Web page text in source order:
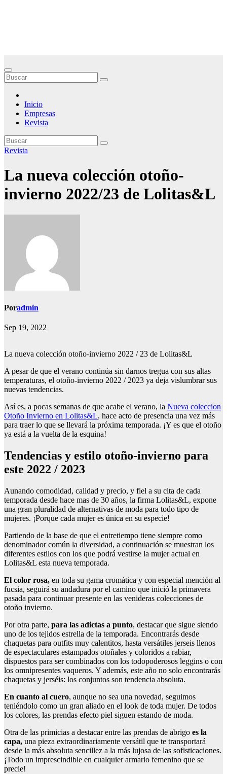
Inicio
Empresas
Revista
Revista
La nueva colección otoño-
invierno 2022/23 de Lolitas&L
Poradmin
Sep 19, 2022
La nueva colección otoño-invierno 2022 / 23 de Lolitas&L
A pesar de que el verano continúa sin darnos tregua con sus altas
temperaturas, el otoño-invierno 2022 / 2023 ya deja vislumbrar sus
nuevas tendencias.
Así es, a pocas semanas de que acabe el verano, la Nueva coleccion
Otoño Invierno en Lolitas&L, hace acto de presencia una vez más
para traer lo que se llevará la próxima temporada. ¡Y es que el otoño
ya está a la vuelta de la esquina!
Tendencias y estilo otoño-invierno para
este 2022 / 2023
Aunando comodidad, calidad y precio, y fiel a su cita de cada
temporada desde hace mas de 30 años, la firma Lolitas&L, expone
una gran pluralidad de alternativas de moda para todo tipo de
mujeres. ¡Porque cada mujer es única en su especie!
Partiendo de la base de que el entretiempo tiene siempre como
denominador común la diversidad, a continuación se muestran los
diferentes estilos con los que podrá vestirse la mujer actual en
Lolitas&L esta nueva temporada.
El color rosa, en toda su gama cromática y con especial mención al
fucsia, seguirá su andadura por el camino que inició la primavera
pasada para continuar presente en las venideras colecciones de
otoño invierno.
Por otra parte, para las adictas a punto, destacar que sigue siendo
uno de los tejidos estrella de la temporada. Encontrarás desde
chaquetas para outfits muy calentitos, hasta versátiles jerseis llenos
de espectaculares estampados otoñales y coloridos a rabiar,
dispuestos para ser combinados con los todopoderosos leggins o con
los omnipresentes vaqueros. Y además, este año no solo encontrarás
chaquetas y jerséis: los conjuntos son tendencia absoluta.
En cuanto al cuero, aunque no sea una novedad, seguimos
teniéndolo como un gran aliado en el look de toda mujer. De todos
los colores, las prendas efecto piel siguen estando de moda.
Otra de las primicias a destacar entre las prendas de abrigo es la
capa, una pieza extraordinariamente versátil que te transportará
desde la más absoluta sencillez a la más lujosa de las sofisticaciones.
¡Todo un imprescindible en cualquier armario femenino que se
precie!